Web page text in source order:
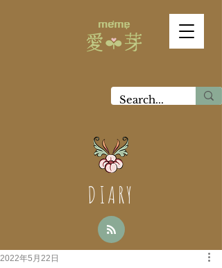
DIARY
2022年5月22日